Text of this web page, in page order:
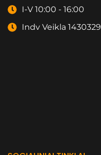
I-V 10:00 - 16:00
Indv Veikla 1430329